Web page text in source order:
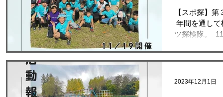
【スポ探】
年間を通し
ツ探検隊。
2023年12月1日